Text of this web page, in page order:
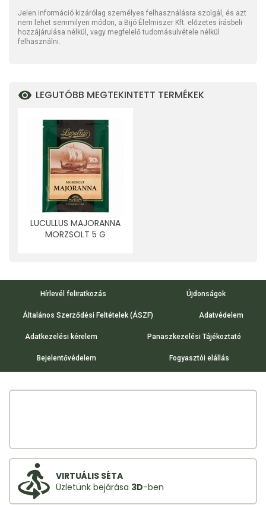
Jelen információ kizárólag személyes felhasználásra szolgál, és azt
nem lehet semmilyen módon, a Bijó Élelmiszer Kft. előzetes írásbeli
hozzájárulása nélkül, vagy megfelelő tudomásulvétele nélkül
felhasználni.
LEGUTÓBB MEGTEKINTETT TERMÉKEK
LUCULLUS MAJORANNA
MORZSOLT 5 G
Hírlevél feliratkozás Újdonságok
Általános Szerződési Feltételek (ÁSZF) Adatvédelem
Adatkezelési kérelem Panaszkezelési Tájékoztató
Bejelentővédelem Fogyasztói elállás
VIRTUÁLIS SÉTA
Üzletünk bejárása 3D-ben